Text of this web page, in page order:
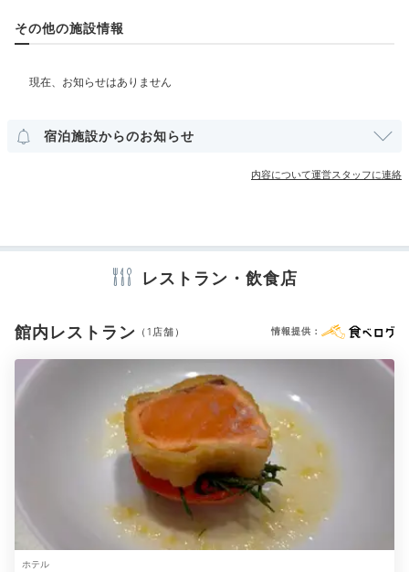
四季の露天風呂 棚湯 庭園
入れ替えで楽しめます。景色を眺めながら、元箱根温泉
ますよ。温泉後は湯上り処でリラックス。
されるので写真を撮りにも行きました。明るい時と暗い
2日目
07:00
客室露天風呂で
ベビーベッド ベッドガード
部屋情報
冷蔵庫 アイロン ズボンプレッサー スリッパ
シャンプー
リンス ボディソープ
バスタオル
ドライヤー
お茶セット 電気ポット
ブルーレイプレイヤー
※設備・アメニティは、確認が取れている情報を表示しています。
その他の施設情報
宿泊施設からのお知らせ
内容について運営スタッフに連絡
レストラン・飲食店
館内レストラン （1店舗） 情報提供：
ホテル